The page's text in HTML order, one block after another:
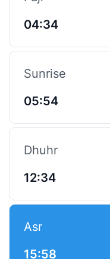
04:34
Sunrise
05:54
Dhuhr
12:34
Asr
15:58